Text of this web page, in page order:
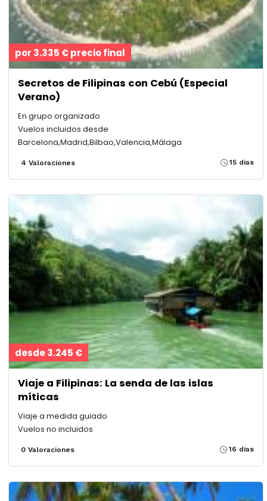
por 3.335 € precio final
Secretos de Filipinas con Cebú (Especial
Verano)
En grupo organizado
Vuelos incluidos desde
Barcelona,Madrid,Bilbao,Valencia,Málaga
4 Valoraciones 15 dias
desde 3.245 €
Viaje a Filipinas: La senda de las islas
míticas
Viaje a medida guiado
Vuelos no incluidos
0 Valoraciones 16 dias